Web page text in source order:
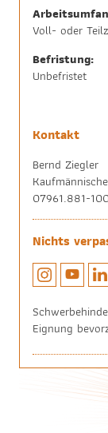
Voll- oder
Befristung:
Unbefristet
Kontakt
Bernd Ziegler
07961.881-
Nichts
Eignung